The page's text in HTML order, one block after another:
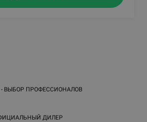
- ВЫБОР ПРОФЕССИОНАЛОВ
ОФИЦИАЛЬНЫЙ ДИЛЕР